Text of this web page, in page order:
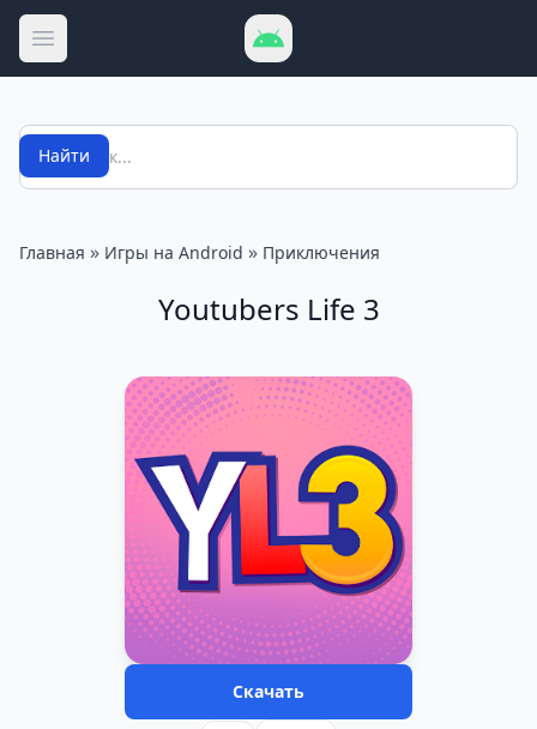
Открыть меню
Поиск
Найти
Главная » Игры на Android » Приключения
Youtubers Life 3
Скачать